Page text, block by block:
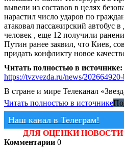
вывели из составов в целях
нарастил число ударов по
атаковал пассажирский автобус
человек , еще 12 получили
Путин ранее заявил, что Киев,
придать конфликту новое
Читать полностью в источнике:
https://tvzvezda.ru/news/
В стране и мире Телеканал
Читать полностью в источнике
Наш канал в Телеграм!
ДЛЯ ОЦЕНКИ
Комментарии 0